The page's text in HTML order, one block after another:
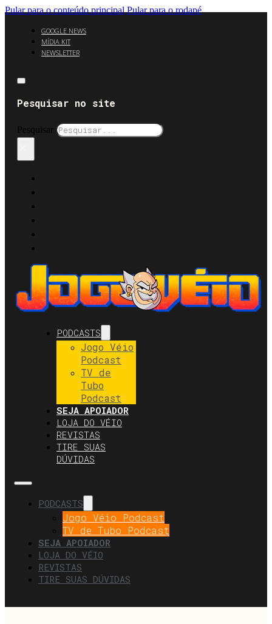
Pular para o conteúdo principal Pular para o rodapé
GOOGLE NEWS
MÍDIA KIT
NEWSLETTER
Pesquisar no site
Pesquisar
PODCASTS
Jogo Véio
Podcast
TV de
Tubo
Podcast
SEJA APOIADOR
LOJA DO VÉIO
REVISTAS
TIRE SUAS
DÚVIDAS
PODCASTS
Jogo Véio Podcast
TV de Tubo Podcast
SEJA APOIADOR
LOJA DO VÉIO
REVISTAS
TIRE SUAS DÚVIDAS